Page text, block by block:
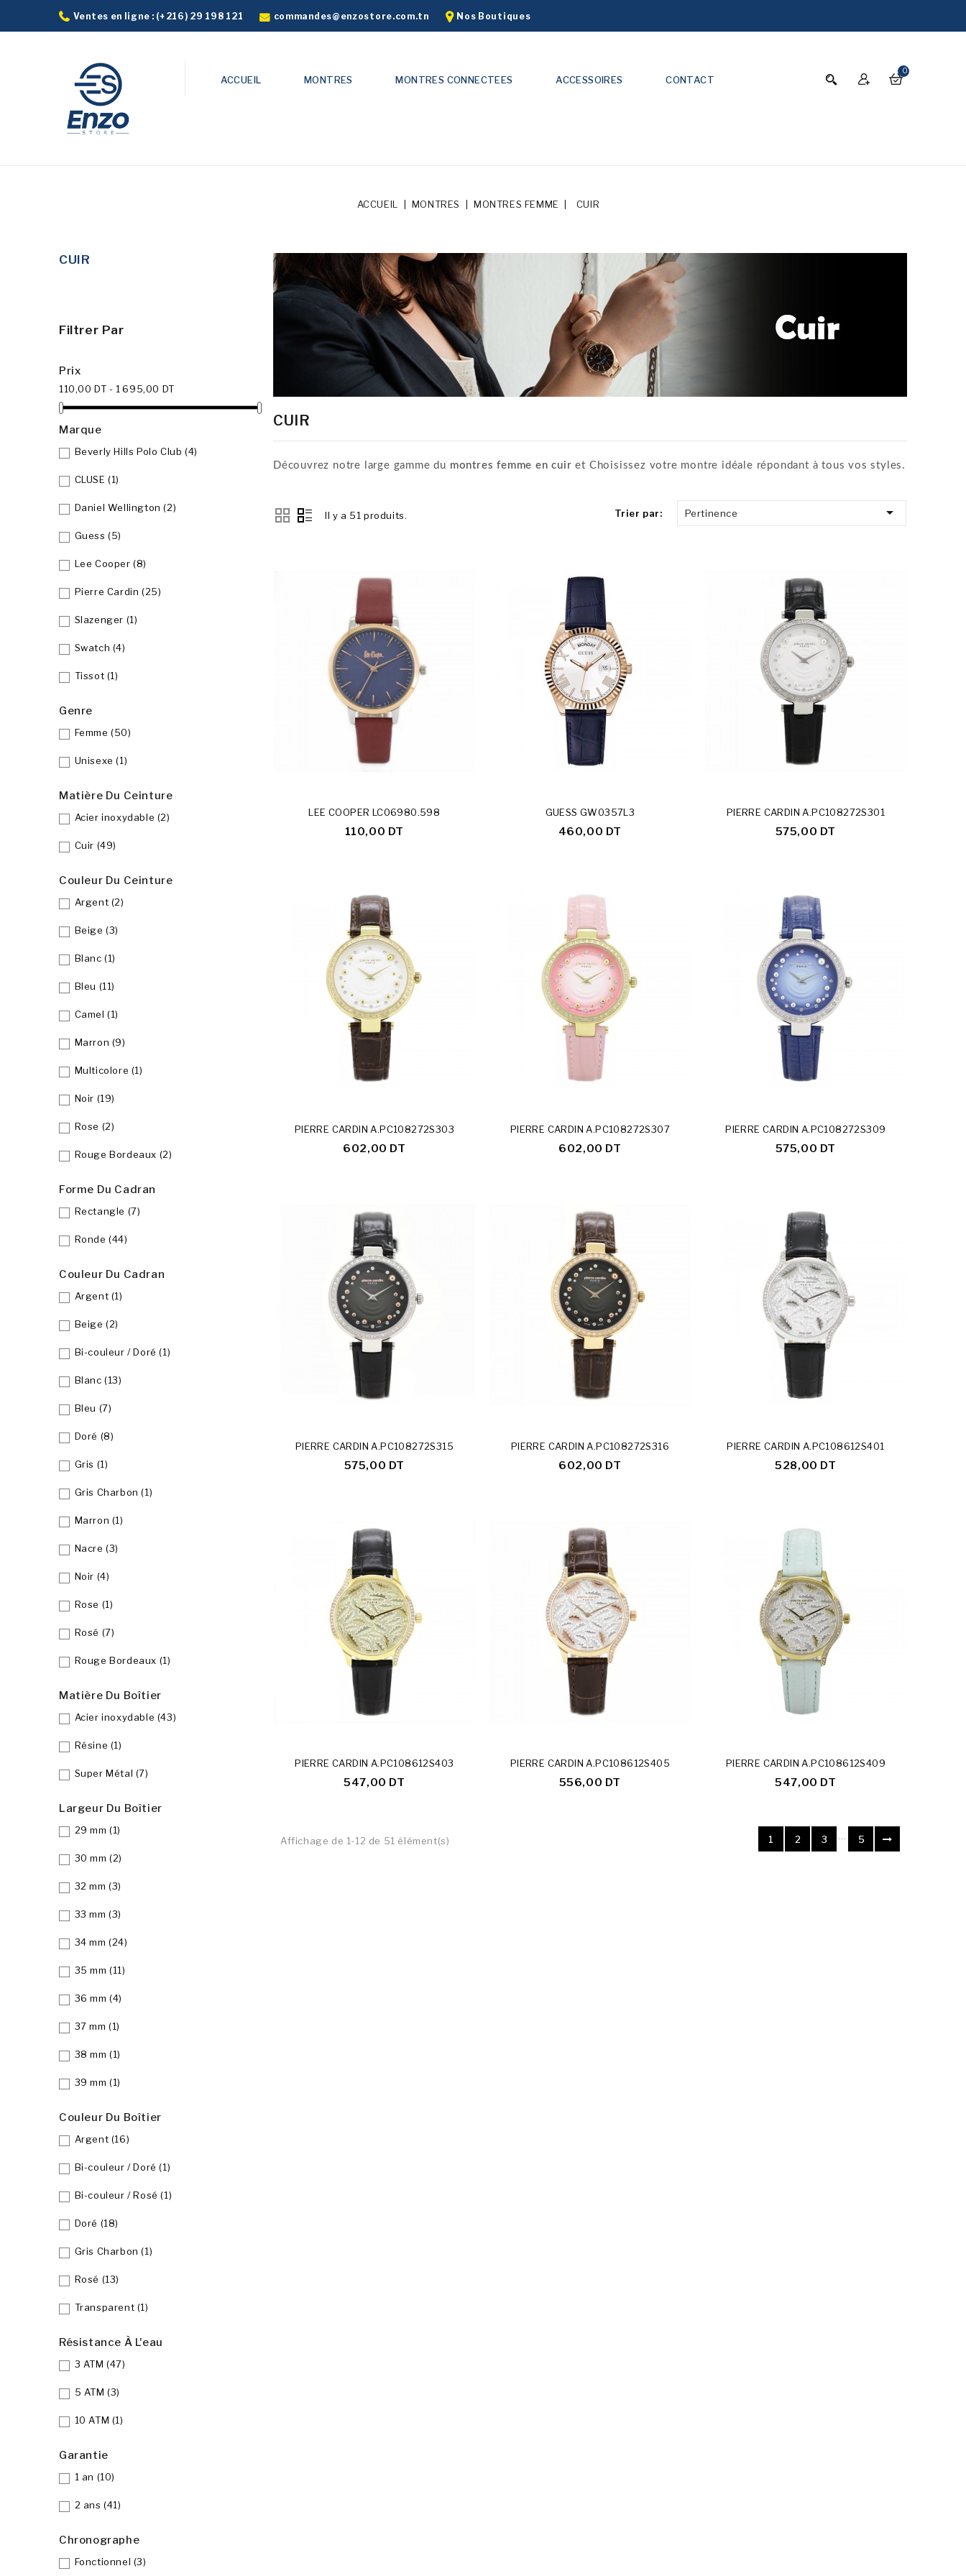
Ventes en ligne : (+216) 29 198 121 commandes@enzostore.com.tn Nos Boutiques
0
ACCUEIL MONTRES MONTRES CONNECTEES ACCESSOIRES CONTACT
ACCUEIL MONTRES MONTRES FEMME CUIR
CUIR
Filtrer Par
Prix
110,00 DT - 1 695,00 DT
Marque
Beverly Hills Polo Club(4)
CLUSE(1)
Daniel Wellington(2)
Guess(5)
Lee Cooper(8)
Pierre Cardin(25)
Slazenger (1)
Swatch (4)
Tissot (1)
Genre
Femme(50)
Unisexe(1)
Matière Du Ceinture
Acier inoxydable (2)
Cuir (49)
Couleur Du Ceinture
Argent (2)
Beige(3)
Blanc(1)
Bleu (11)
Camel(1)
Marron (9)
Multicolore (1)
Noir (19)
Rose (2)
Rouge Bordeaux (2)
Forme Du Cadran
Rectangle (7)
Ronde(44)
Couleur Du Cadran
Argent (1)
Beige(2)
Bi-couleur / Doré(1)
Blanc(13)
Bleu (7)
Doré (8)
Gris (1)
Gris Charbon(1)
Marron (1)
Nacre(3)
Noir (4)
Rose (1)
Rosé (7)
Rouge Bordeaux (1)
Matière Du Boîtier
Acier inoxydable (43)
Résine (1)
Super Métal (7)
Largeur Du Boîtier
29 mm(1)
30 mm(2)
32 mm(3)
33 mm(3)
34 mm(24)
35 mm(11)
36 mm(4)
37 mm(1)
38 mm(1)
39 mm(1)
Couleur Du Boîtier
Argent (16)
Bi-couleur / Doré(1)
Bi-couleur / Rosé(1)
Doré (18)
Gris Charbon(1)
Rosé (13)
Transparent (1)
Résistance À L'eau
3 ATM(47)
5 ATM(3)
10 ATM (1)
Garantie
1 an (10)
2 ans(41)
Chronographe
Fonctionnel (3)
CUIR
Découvrez notre large gamme du montres femme en cuir et Choisissez votre montre idéale répondant à tous vos styles.
Il y a 51 produits. Trier par: Pertinence 
LEE COOPER LC06980.598
110,00 DT
GUESS GW0357L3
460,00 DT
PIERRE CARDIN A.PC108272S301
575,00 DT
PIERRE CARDIN A.PC108272S303
602,00 DT
PIERRE CARDIN A.PC108272S307
602,00 DT
PIERRE CARDIN A.PC108272S309
575,00 DT
PIERRE CARDIN A.PC108272S315
575,00 DT
PIERRE CARDIN A.PC108272S316
602,00 DT
PIERRE CARDIN A.PC108612S401
528,00 DT
PIERRE CARDIN A.PC108612S403
547,00 DT
PIERRE CARDIN A.PC108612S405
556,00 DT
PIERRE CARDIN A.PC108612S409
547,00 DT
Affichage de 1-12 de 51 élément(s) 1 2 3 5